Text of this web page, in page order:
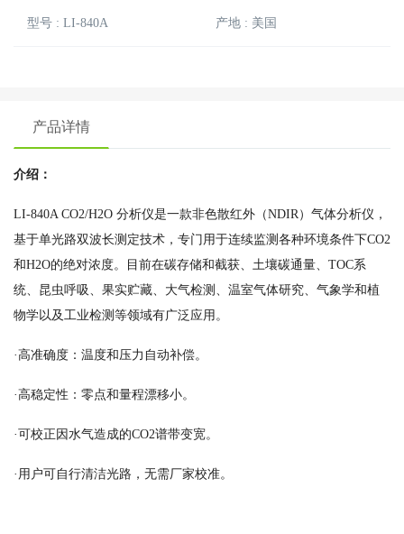
型号 : LI-840A 产地 : 美国
产品详情
介绍：
LI-840A CO2/H2O 分析仪是一款非色散红外（NDIR）气体分析仪，
基于单光路双波长测定技术，专门用于连续监测各种环境条件下CO2
和H2O的绝对浓度。目前在碳存储和截获、土壤碳通量、TOC系
统、昆虫呼吸、果实贮藏、大气检测、温室气体研究、气象学和植
物学以及工业检测等领域有广泛应用。
·高准确度：温度和压力自动补偿。
·高稳定性：零点和量程漂移小。
·可校正因水气造成的CO2谱带变宽。
·用户可自行清洁光路，无需厂家校准。